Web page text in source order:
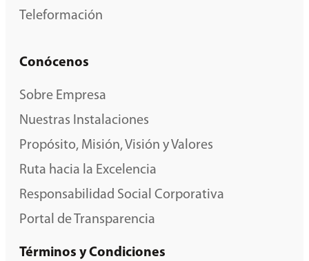
Teleformación
Conócenos
Sobre Empresa
Nuestras Instalaciones
Propósito, Misión, Visión y Valores
Ruta hacia la Excelencia
Responsabilidad Social Corporativa
Portal de Transparencia
Términos y Condiciones